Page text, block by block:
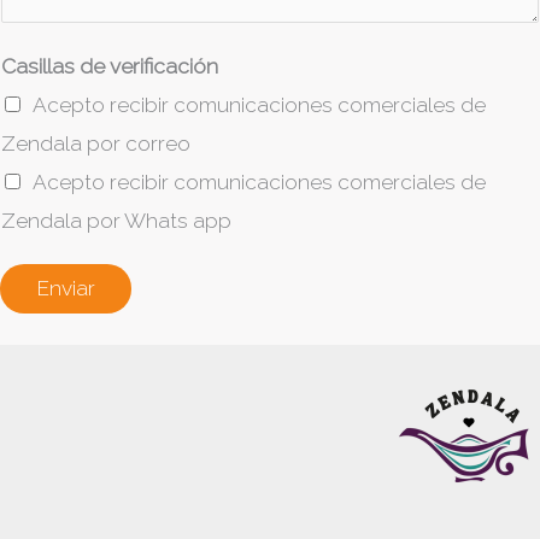
Casillas de verificación
Acepto recibir comunicaciones comerciales de
Zendala por correo
Acepto recibir comunicaciones comerciales de
Zendala por Whats app
Enviar